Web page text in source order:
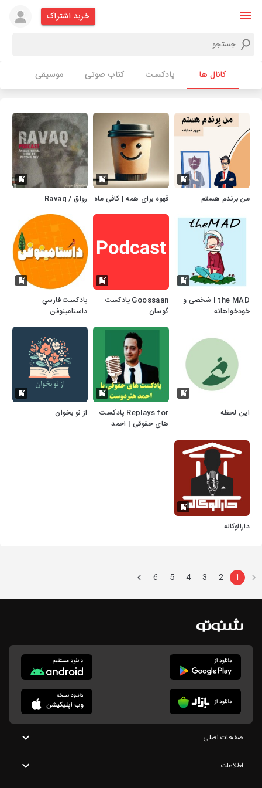
خرید اشتراک
کانال ها پادکست کتاب صوتی موسیقی
من برندم هستم قهوه برای همه | کافی ماه رواق / Ravaq
the MAD | شخصی و
خودخواهانه
Goossaan پادکست
گوسان
پادكست فارسي
داستامينوفن
این لحظه
Replays for پادکست
های حقوقی | احمد
از نو بخوان
دارالوکاله
1
2
3
4
5
6
صفحات اصلی
اطلاعات